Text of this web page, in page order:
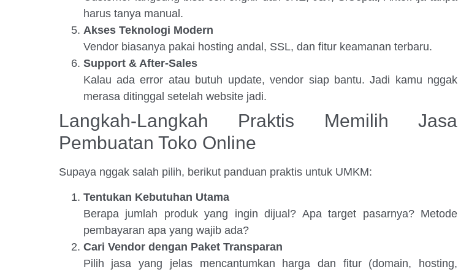
harus tanya manual.
Akses Teknologi Modern
Vendor biasanya pakai hosting andal, SSL, dan fitur keamanan terbaru.
Support & After-Sales
Kalau ada error atau butuh update, vendor siap bantu. Jadi kamu nggak
merasa ditinggal setelah website jadi.
Langkah-Langkah Praktis Memilih Jasa
Pembuatan Toko Online
Supaya nggak salah pilih, berikut panduan praktis untuk UMKM:
Tentukan Kebutuhan Utama
Berapa jumlah produk yang ingin dijual? Apa target pasarnya? Metode
pembayaran apa yang wajib ada?
Cari Vendor dengan Paket Transparan
Pilih jasa yang jelas mencantumkan harga dan fitur (domain, hosting,